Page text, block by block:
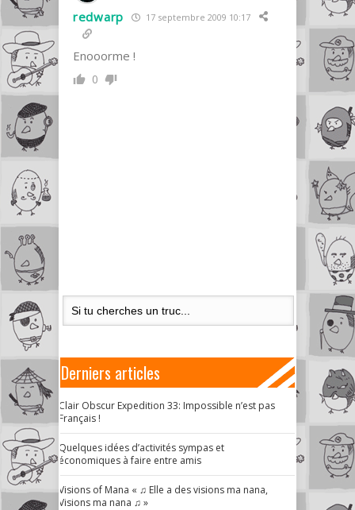
redwarp 17 septembre 2009 10:17
Enooorme !
0
Derniers articles
Clair Obscur Expedition 33: Impossible n’est pas
Français !
Quelques idées d’activités sympas et
économiques à faire entre amis
Visions of Mana « ♫ Elle a des visions ma nana,
Visions ma nana ♫ »